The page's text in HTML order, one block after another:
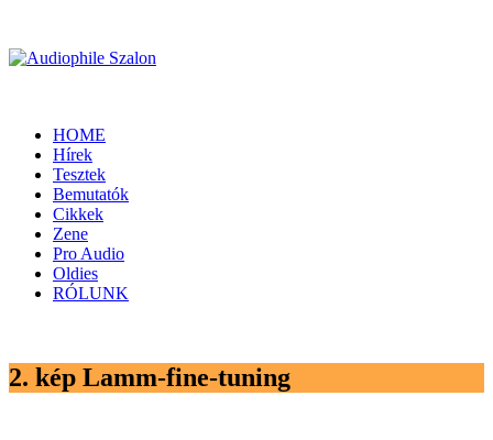
HOME
Hírek
Tesztek
Bemutatók
Cikkek
Zene
Pro Audio
Oldies
RÓLUNK
2. kép Lamm-fine-tuning